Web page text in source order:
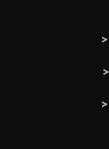
>
>
>